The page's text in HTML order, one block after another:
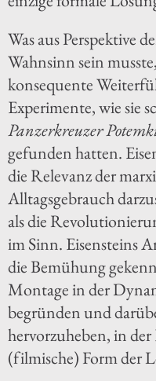
Was aus Perspektive
Wahnsinn sein
konsequente
Experimente, wie sie
Panzerkreuzer
gefunden hatten.
die Relevanz der
Alltagsgebrauch
als die
im Sinn. Eisensteins
die Bemühung
Montage in der
begründen und
hervorzuheben, in
(filmische) Form der